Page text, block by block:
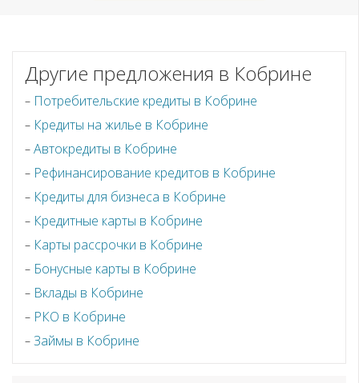
Другие предложения в Кобрине
Потребительские кредиты в Кобрине
Кредиты на жилье в Кобрине
Автокредиты в Кобрине
Рефинансирование кредитов в Кобрине
Кредиты для бизнеса в Кобрине
Кредитные карты в Кобрине
Карты рассрочки в Кобрине
Бонусные карты в Кобрине
Вклады в Кобрине
РКО в Кобрине
Займы в Кобрине